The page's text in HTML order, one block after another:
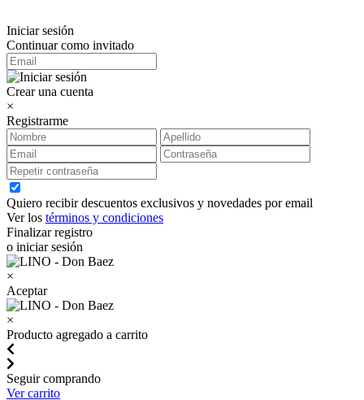
Iniciar sesión
Continuar como invitado
Crear una cuenta
×
Registrarme
Quiero recibir descuentos exclusivos y novedades por email
Ver los términos y condiciones
Finalizar registro
o iniciar sesión
×
Aceptar
×
Producto agregado a carrito
Seguir comprando
Ver carrito